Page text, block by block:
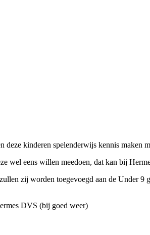
kinderen spelenderwijs kennis maken
wel eens willen meedoen, dat kan bij
zij worden toegevoegd aan de Under
DVS (bij goed weer)